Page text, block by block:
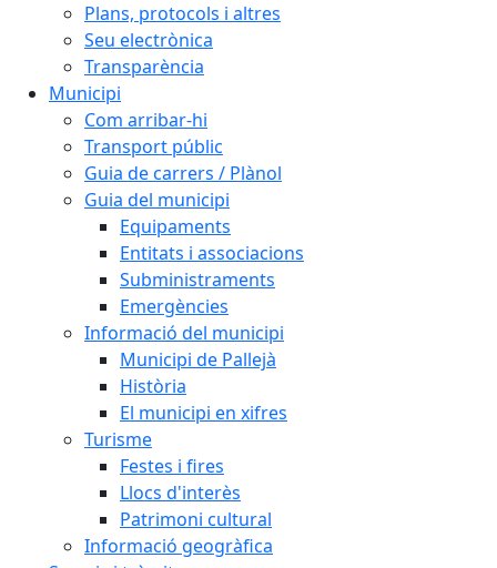
Plans, protocols i altres
Seu electrònica
Transparència
Municipi
Com arribar-hi
Transport públic
Guia de carrers / Plànol
Guia del municipi
Equipaments
Entitats i associacions
Subministraments
Emergències
Informació del municipi
Municipi de Pallejà
Història
El municipi en xifres
Turisme
Festes i fires
Llocs d'interès
Patrimoni cultural
Informació geogràfica